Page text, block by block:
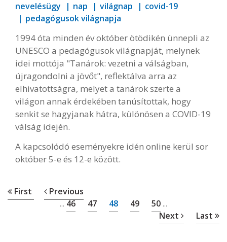
nevelésügy nap világnap
covid-19
pedagógusok világnapja
1994 óta minden év október ötödikén ünnepli az
UNESCO a pedagógusok világnapját, melynek
idei mottója "Tanárok: vezetni a válságban,
újragondolni a jövőt", reflektálva arra az
elhivatottságra, melyet a tanárok szerte a
világon annak érdekében tanúsítottak, hogy
senkit se hagyjanak hátra, különösen a COVID-19
válság idején.
A kapcsolódó eseményekre idén online kerül sor
október 5-e és 12-e között.
First Previous
... 46 47 48 49 50 ...
Next Last